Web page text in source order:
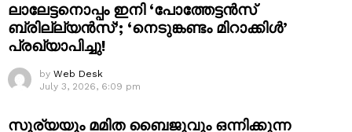
ലാലേട്ടനൊപ്പം ഇനി ‘പോത്തേട്ടൻസ്
ബ്രില്ല്യൻസ്’; ‘നെടുങ്കണ്ടം മിറാക്കിൾ’
പ്രഖ്യാപിച്ചു!
by Web Desk
July 3, 2026, 6:09 pm
സൂര്യയും മമിത ബൈജുവും ഒന്നിക്കുന്ന